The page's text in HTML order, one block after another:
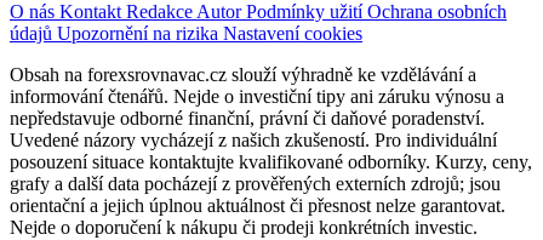
O nás Kontakt Redakce AutorPodmínky užitíOchrana osobních
údajů Upozornění na rizika Nastavení cookies
Obsah na forexsrovnavac.cz slouží výhradně ke vzdělávání a
informování čtenářů. Nejde o investiční tipy ani záruku výnosu a
nepředstavuje odborné finanční, právní či daňové poradenství.
Uvedené názory vycházejí z našich zkušeností. Pro individuální
posouzení situace kontaktujte kvalifikované odborníky. Kurzy, ceny,
grafy a další data pocházejí z prověřených externích zdrojů; jsou
orientační a jejich úplnou aktuálnost či přesnost nelze garantovat.
Nejde o doporučení k nákupu či prodeji konkrétních investic.